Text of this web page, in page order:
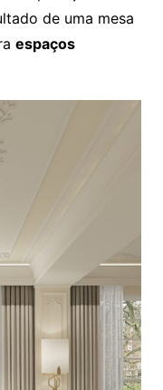
de uma mesa
espaços